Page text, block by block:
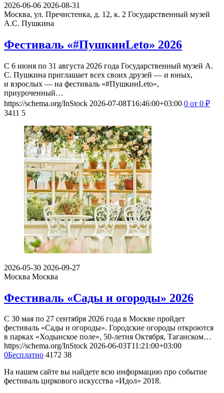
2026-06-06 2026-08-31
Москва, ул. Пречистенка, д. 12, к. 2 Государственный музей
А.С. Пушкина
Фестиваль «#ПушкинLeto» 2026
С 6 июня по 31 августа 2026 года Государственный музей А.
С. Пушкина приглашает всех своих друзей — и юных,
и взрослых — на фестиваль «#ПушкинLeto»,
приуроченный…
https://schema.org/InStock 2026-07-08T16:46:00+03:00 0 от 0 ₽
3411 5
2026-05-30 2026-09-27
Москва Москва
Фестиваль «Сады и огороды» 2026
С 30 мая по 27 сентября 2026 года в Москве пройдет
фестиваль «Сады и огороды». Городские огороды откроются
в парках «Ходынское поле», 50-летия Октября, Таганском…
https://schema.org/InStock 2026-06-03T11:21:00+03:00
0Бесплатно 4172 38
На нашем сайте вы найдете всю информацию про событие
фестиваль циркового искусства «Идол» 2018.